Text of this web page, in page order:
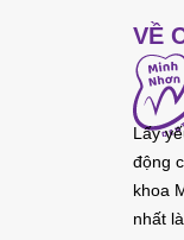
VỀ
Lấy
động
khoa
nhất